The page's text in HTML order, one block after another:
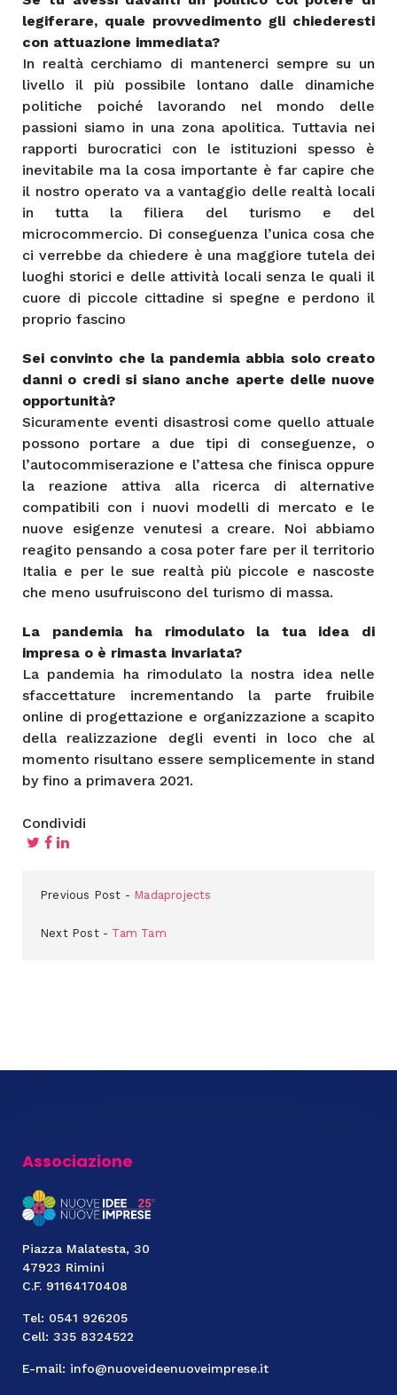
legiferare, quale provvedimento gli chiederesti
con attuazione immediata?
In realtà cerchiamo di mantenerci sempre su un
livello il più possibile lontano dalle dinamiche
politiche poiché lavorando nel mondo delle
passioni siamo in una zona apolitica. Tuttavia nei
rapporti burocratici con le istituzioni spesso è
inevitabile ma la cosa importante è far capire che
il nostro operato va a vantaggio delle realtà locali
in tutta la filiera del turismo e del
microcommercio. Di conseguenza l’unica cosa che
ci verrebbe da chiedere è una maggiore tutela dei
luoghi storici e delle attività locali senza le quali il
cuore di piccole cittadine si spegne e perdono il
proprio fascino
Sei convinto che la pandemia abbia solo creato
danni o credi si siano anche aperte delle nuove
opportunità?
Sicuramente eventi disastrosi come quello attuale
possono portare a due tipi di conseguenze, o
l’autocommiserazione e l’attesa che finisca oppure
la reazione attiva alla ricerca di alternative
compatibili con i nuovi modelli di mercato e le
nuove esigenze venutesi a creare. Noi abbiamo
reagito pensando a cosa poter fare per il territorio
Italia e per le sue realtà più piccole e nascoste
che meno usufruiscono del turismo di massa.
La pandemia ha rimodulato la tua idea di
impresa o è rimasta invariata?
La pandemia ha rimodulato la nostra idea nelle
sfaccettature incrementando la parte fruibile
online di progettazione e organizzazione a scapito
della realizzazione degli eventi in loco che al
momento risultano essere semplicemente in stand
by fino a primavera 2021.
Condividi
Previous Post Madaprojects
Next Post Tam Tam
Associazione
Piazza Malatesta, 30
47923 Rimini
C.F. 91164170408
Tel: 0541 926205
Cell: 335 8324522
E-mail: info@nuoveideenuoveimprese.it